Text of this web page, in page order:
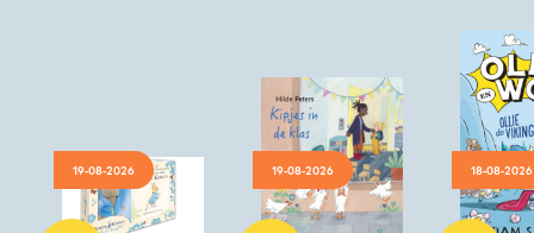
19-08-2026
Hardcover
19-08-2026
Hardcover
18-08-2026
Hardcover